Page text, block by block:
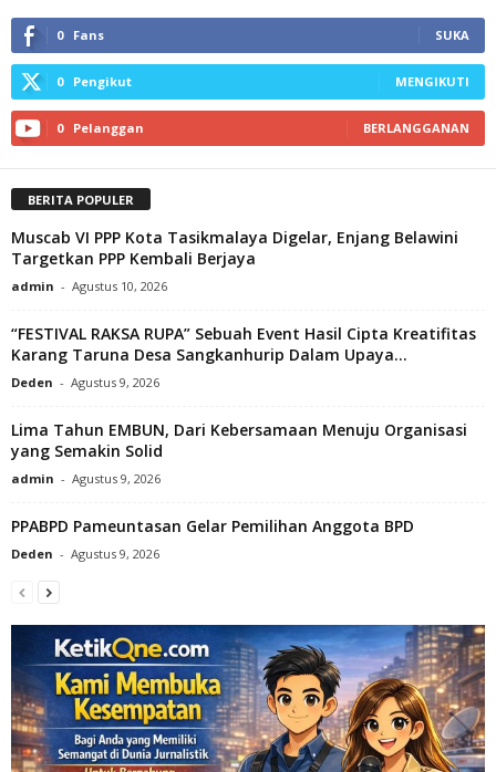
0 Fans SUKA
0 Pengikut MENGIKUTI
0 Pelanggan BERLANGGANAN
BERITA POPULER
Muscab VI PPP Kota Tasikmalaya Digelar, Enjang Belawini
Targetkan PPP Kembali Berjaya
admin - Agustus 10, 2026
“FESTIVAL RAKSA RUPA” Sebuah Event Hasil Cipta Kreatifitas
Karang Taruna Desa Sangkanhurip Dalam Upaya...
Deden - Agustus 9, 2026
Lima Tahun EMBUN, Dari Kebersamaan Menuju Organisasi
yang Semakin Solid
admin - Agustus 9, 2026
PPABPD Pameuntasan Gelar Pemilihan Anggota BPD
Deden - Agustus 9, 2026